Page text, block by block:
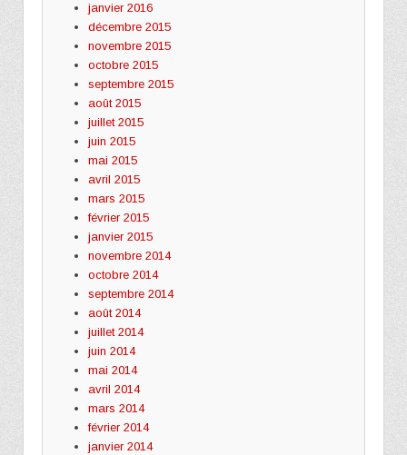
janvier 2016
décembre 2015
novembre 2015
octobre 2015
septembre 2015
août 2015
juillet 2015
juin 2015
mai 2015
avril 2015
mars 2015
février 2015
janvier 2015
novembre 2014
octobre 2014
septembre 2014
août 2014
juillet 2014
juin 2014
mai 2014
avril 2014
mars 2014
février 2014
janvier 2014